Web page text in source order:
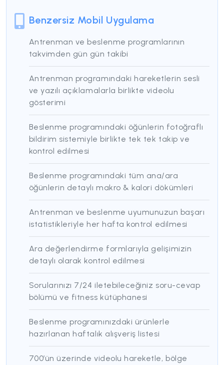
Benzersiz Mobil Uygulama
Antrenman ve beslenme programlarının
takvimden gün gün takibi
Antrenman programındaki hareketlerin sesli
ve yazılı açıklamalarla birlikte videolu
gösterimi
Beslenme programındaki öğünlerin fotoğraflı
bildirim sistemiyle birlikte tek tek takip ve
kontrol edilmesi
Beslenme programındaki tüm ana/ara
öğünlerin detaylı makro & kalori dökümleri
Antrenman ve beslenme uyumunuzun başarı
istatistikleriyle her hafta kontrol edilmesi
Ara değerlendirme formlarıyla gelişimizin
detaylı olarak kontrol edilmesi
Sorularınızı 7/24 iletebileceğiniz soru-cevap
bölümü ve fitness kütüphanesi
Beslenme programınızdaki ürünlerle
hazırlanan haftalık alışveriş listesi
700’ün üzerinde videolu hareketle, bölge